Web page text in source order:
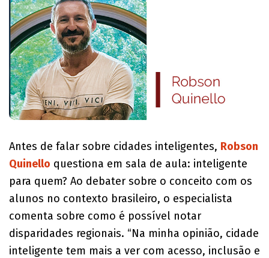
Antes de falar sobre cidades inteligentes, Robson
Quinello questiona em sala de aula: inteligente
para quem? Ao debater sobre o conceito com os
alunos no contexto brasileiro, o especialista
comenta sobre como é possível notar
disparidades regionais. “Na minha opinião, cidade
inteligente tem mais a ver com acesso, inclusão e